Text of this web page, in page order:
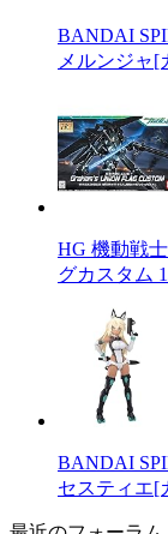
BANDAI
メルンジャ
HG 機動戦
グカスタム
BANDAI
セスティエ